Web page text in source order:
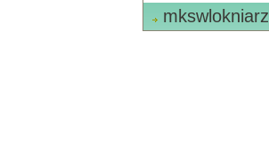
mkswlokniarz